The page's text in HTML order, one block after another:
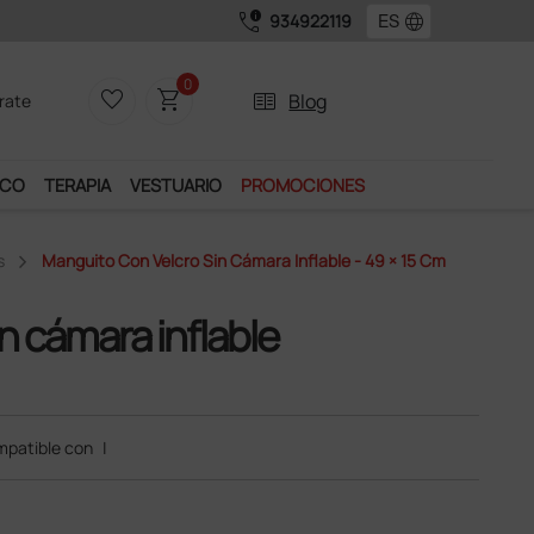
call_quality 934922119 language
favorite_border shopping_cart0
two_pager Blog
TERAPIA VESTUARIO PROMOCIONES
Manguito Con Velcro Sin Cámara Inflable - 49 × 15 Cm
cámara inflable
con |